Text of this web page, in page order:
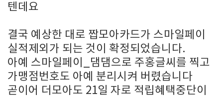
텐데요
결국 예상한 대로 짭모아카드가 스마일페이
실적제외가 되는 것이 확정되었습니다.
아예 스마일페이_댐댐으로 주홍글씨를 찍고
가맹점번호도 아예 분리시켜 버렸습니다
곧이어 더모아도 21일 자로 적립혜택중단이